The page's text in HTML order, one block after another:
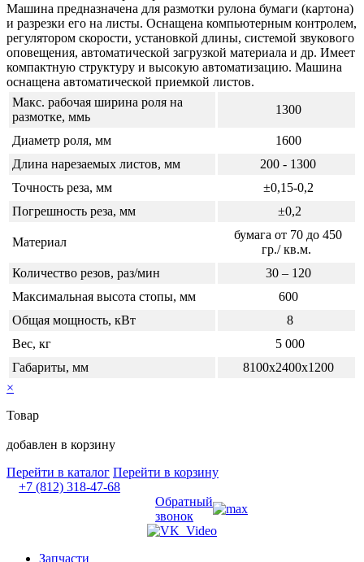
Машина предназначена для размотки рулона бумаги (картона)
и разрезки его на листы. Оснащена компьютерным контролем,
регулятором скорости, установкой длины, системой звукового
оповещения, автоматической загрузкой материала и др. Имеет
компактную структуру и высокую автоматизацию. Машина
оснащена автоматической приемкой листов.
Макс. рабочая ширина роля на
размотке, ммь
1300
Диаметр роля, мм
1600
Длина нарезаемых листов, мм
200 - 1300
Точность реза, мм
±0,15-0,2
Погрешность реза, мм
±0,2
Материал
бумага от 70 до 450
гр./ кв.м.
Количество резов, раз/мин
30 – 120
Максимальная высота стопы, мм
600
Общая мощность, кВт
8
Вес, кг
5 000
Габариты, мм
8100х2400х1200
×
Товар
добавлен в корзину
Перейти в каталог Перейти в корзину
+7 (812) 318-47-68
Обратный
звонок
Запчасти